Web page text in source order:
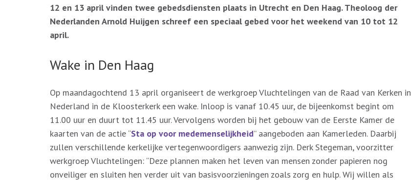
12 en 13 april vinden twee gebedsdiensten plaats in Utrecht en Den Haag. Theoloog der
Nederlanden Arnold Huijgen schreef een speciaal gebed voor het weekend van 10 tot 12
april.
Wake in Den Haag
Op maandagochtend 13 april organiseert de werkgroep Vluchtelingen van de Raad van Kerken in
Nederland in de Kloosterkerk een wake. Inloop is vanaf 10.45 uur, de bijeenkomst begint om
11.00 uur en duurt tot 11.45 uur. Vervolgens worden bij het gebouw van de Eerste Kamer de
kaarten van de actie “Sta op voor medemenselijkheid” aangeboden aan Kamerleden. Daarbij
zullen verschillende kerkelijke vertegenwoordigers aanwezig zijn. Derk Stegeman, voorzitter
werkgroep Vluchtelingen: “Deze plannen maken het leven van mensen zonder papieren nog
onveiliger en sluiten hen verder uit van basisvoorzieningen zoals zorg en hulp. Wij willen als